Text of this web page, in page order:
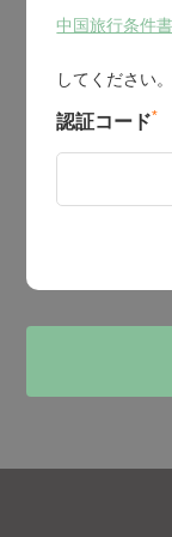
中国旅行条件
してください。
認証コード*